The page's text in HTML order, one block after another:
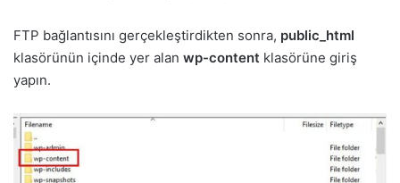
FTP bağlantısını gerçekleştirdikten sonra, public_html
klasörünün içinde yer alan wp-content klasörüne giriş
yapın.